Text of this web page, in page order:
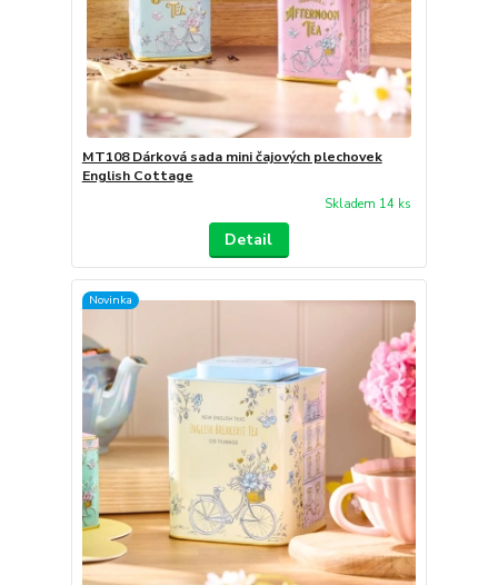
MT108 Dárková sada mini čajových plechovek
English Cottage
Skladem 14 ks
Detail
Novinka